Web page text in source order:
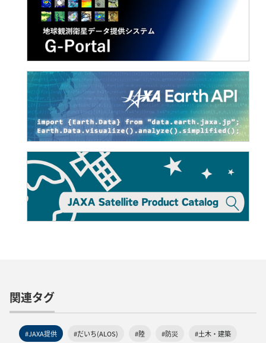
関連タグ
#JAXA提供 #だいち(ALOS) #陸 #防災 #土木・建築